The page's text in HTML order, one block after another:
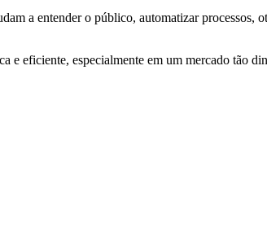
a entender o público, automatizar processos,
e eficiente, especialmente em um mercado tão